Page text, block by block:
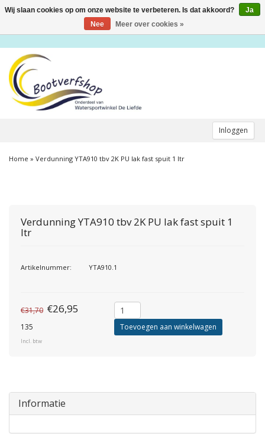
Inloggen
Toggle
Home » Verdunning YTA910 tbv 2K PU lak fast spuit 1 ltr
Verdunning YTA910 tbv 2K PU lak fast spuit 1
ltr
Artikelnummer: YTA910.1
€31,70 €26,95
135
Incl. btw
Toevoegen aan winkelwagen
Informatie
Wij slaan cookies op om onze website te verbeteren. Is dat akkoord?
Ja
Nee
Meer over cookies »